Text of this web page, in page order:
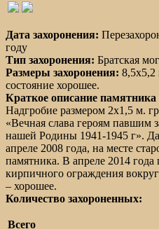
Дата захоронения:
году
Тип захоронения: Братская
Размеры захоронения: 8,5х5,2
состояние хорошее.
Краткое описание памятника
Надгробие размером 2х1,5 м.
«Вечная слава героям павшим
нашей Родины 1941-1945 г».
апреле 2008 года, на месте
памятника. В апреле 2014 года
кирпичного ограждения
– хорошее.
Количество захороненных:
Всего